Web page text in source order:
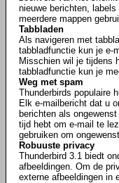
nieuwe berichten,
meerdere mappen
Tabbladen
Als navigeren met
tabbladfunctie kun je e-
Misschien wil je tijdens
tabbladfunctie kun je
Weg met spam
Thunderbirds populaire
Elk e-mailbericht dat u
berichten als
tijd hebt om e-mail te
gebruiken om
Robuuste privacy
Thunderbird 3.1 biedt
afbeeldingen. Om de
externe afbeeldingen in